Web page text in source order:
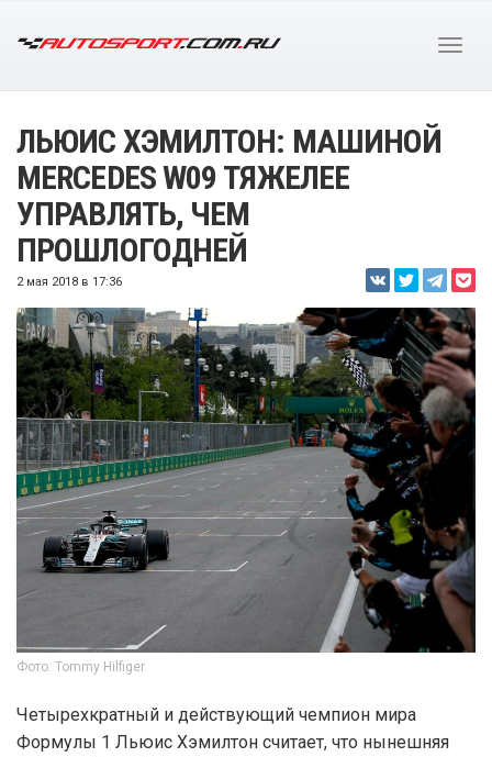
ЛЬЮИС ХЭМИЛТОН: МАШИНОЙ
MERCEDES W09 ТЯЖЕЛЕЕ
УПРАВЛЯТЬ, ЧЕМ
ПРОШЛОГОДНЕЙ
2 мая 2018 в 17:36
Фото: Tommy Hilfiger
Четырехкратный и действующий чемпион мира
Формулы 1 Льюис Хэмилтон считает, что нынешняя